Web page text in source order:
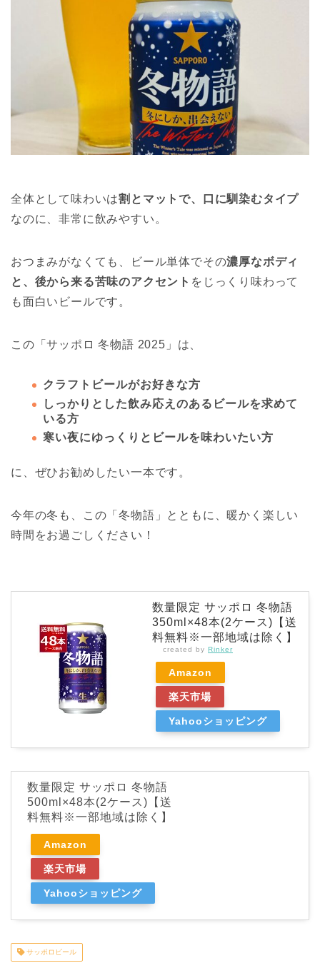
全体として味わいは割とマットで、口に馴染むタイプ
なのに、非常に飲みやすい。
おつまみがなくても、ビール単体でその濃厚なボディ
と、後から来る苦味のアクセント をじっくり味わって
も面白いビールです。
この「サッポロ 冬物語 2025」は、
クラフトビールがお好きな方
しっかりとした飲み応えのあるビールを求めて
いる方
寒い夜にゆっくりとビールを味わいたい方
に、ぜひお勧めしたい一本です。
今年の冬も、この「冬物語」とともに、暖かく楽しい
時間をお過ごしください！
数量限定 サッポロ 冬物語
350ml×48本(2ケース)【送
料無料※一部地域は除く】
created by Rinker
Amazon
楽天市場
Yahooショッピング
数量限定 サッポロ 冬物語
500ml×48本(2ケース)【送
料無料※一部地域は除く】
Amazon
楽天市場
Yahooショッピング
サッポロビール